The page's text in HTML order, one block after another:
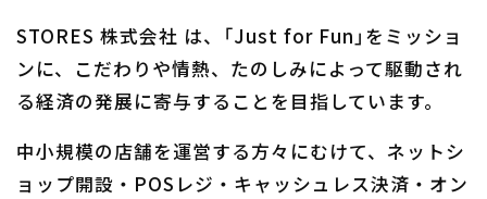
STORES 株式会社 は、「Just for Fun」をミッショ
ンに、こだわりや情熱、たのしみによって駆動され
る経済の発展に寄与することを目指しています。
中小規模の店舗を運営する方々にむけて、ネットシ
ョップ開設・POSレジ・キャッシュレス決済・オン